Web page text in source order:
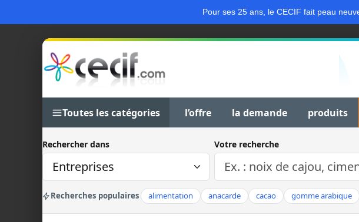
Pour ses 25 ans, le CECIF fait peau
Toutes les catégories l’offre la demande produits
Rechercher dans Votre recherche
Recherches populaires alimentation anacarde cacao gomme arabique